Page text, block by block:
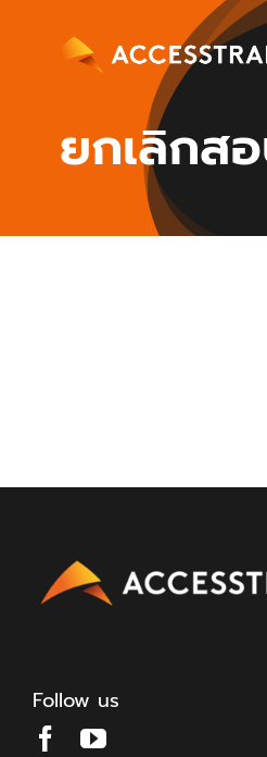
ยกเลิกส
Follow us